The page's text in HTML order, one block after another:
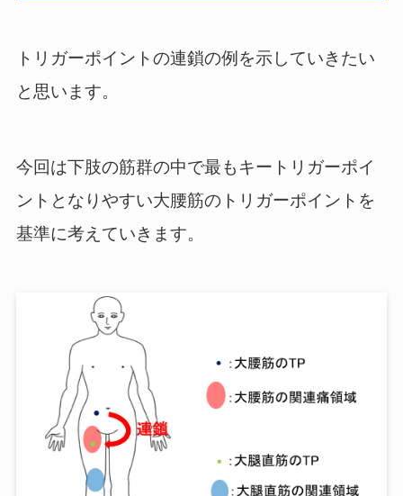
トリガーポイントの連鎖の例を示していきたい
と思います。
今回は下肢の筋群の中で最もキートリガーポイ
ントとなりやすい大腰筋のトリガーポイントを
基準に考えていきます。